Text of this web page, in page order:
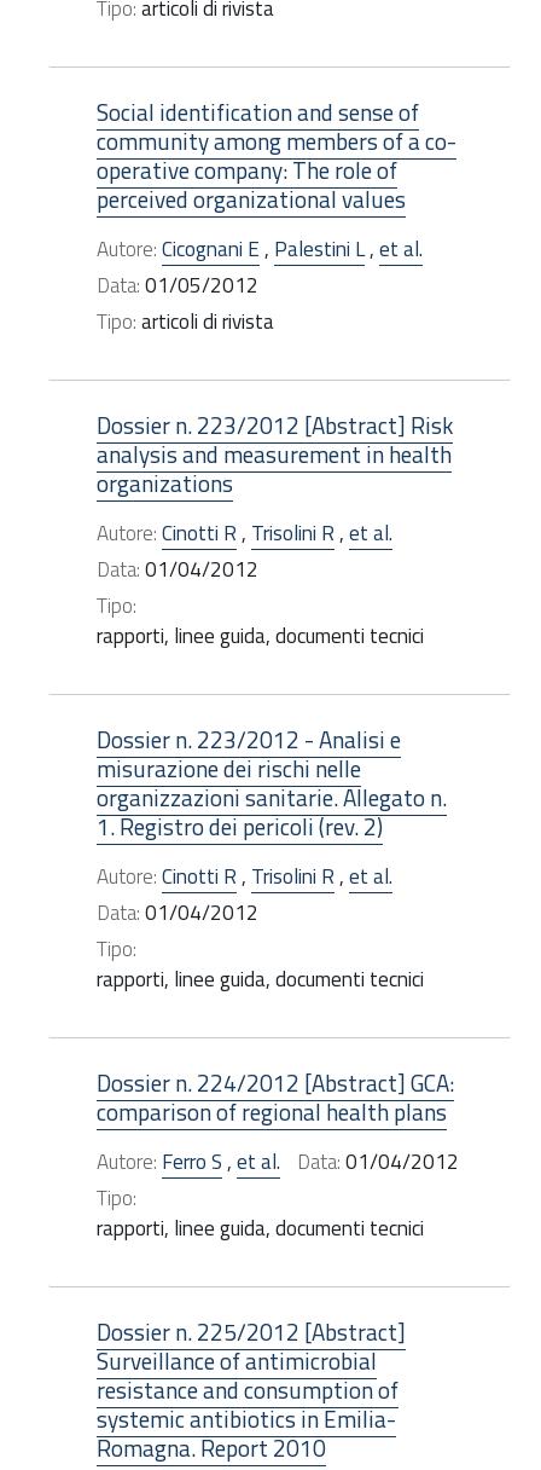
Tipo:articoli di rivista
Social identification and sense of
community among members of a co-
operative company: The role of
perceived organizational values
Autore:Cicognani E, Palestini L,et al.
Data:01/05/2012
Tipo:articoli di rivista
Dossier n. 223/2012 [Abstract] Risk
analysis and measurement in health
organizations
Autore:Cinotti R, Trisolini R,et al.
Data:01/04/2012
Tipo:
rapporti, linee guida, documenti tecnici
Dossier n. 223/2012 - Analisi e
misurazione dei rischi nelle
organizzazioni sanitarie. Allegato n.
1. Registro dei pericoli (rev. 2)
Autore:Cinotti R, Trisolini R,et al.
Data:01/04/2012
Tipo:
rapporti, linee guida, documenti tecnici
Dossier n. 224/2012 [Abstract] GCA:
comparison of regional health plans
Autore: Ferro S,et al. Data:01/04/2012
Tipo:
rapporti, linee guida, documenti tecnici
Dossier n. 225/2012 [Abstract]
Surveillance of antimicrobial
resistance and consumption of
systemic antibiotics in Emilia-
Romagna. Report 2010